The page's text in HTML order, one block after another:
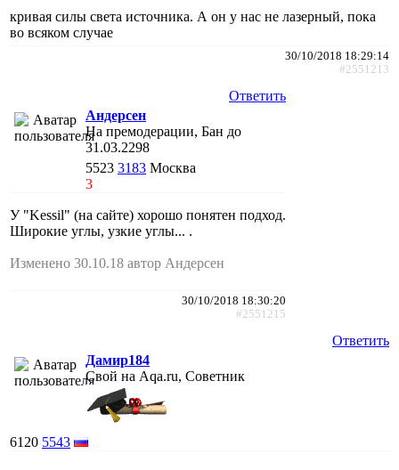
кривая силы света источника. А он у нас не лазерный, пока
во всяком случае
30/10/2018 18:29:14
#2551213
Ответить
Андерсен
На премодерации, Бан до
31.03.2298
5523 3183 Москва
3
У "Kessil" (на сайте) хорошо понятен подход.
Широкие углы, узкие углы... .
Изменено 30.10.18 автор Андерсен
30/10/2018 18:30:20
#2551215
Ответить
Дамир184
Свой на Aqa.ru, Советник
6120 5543